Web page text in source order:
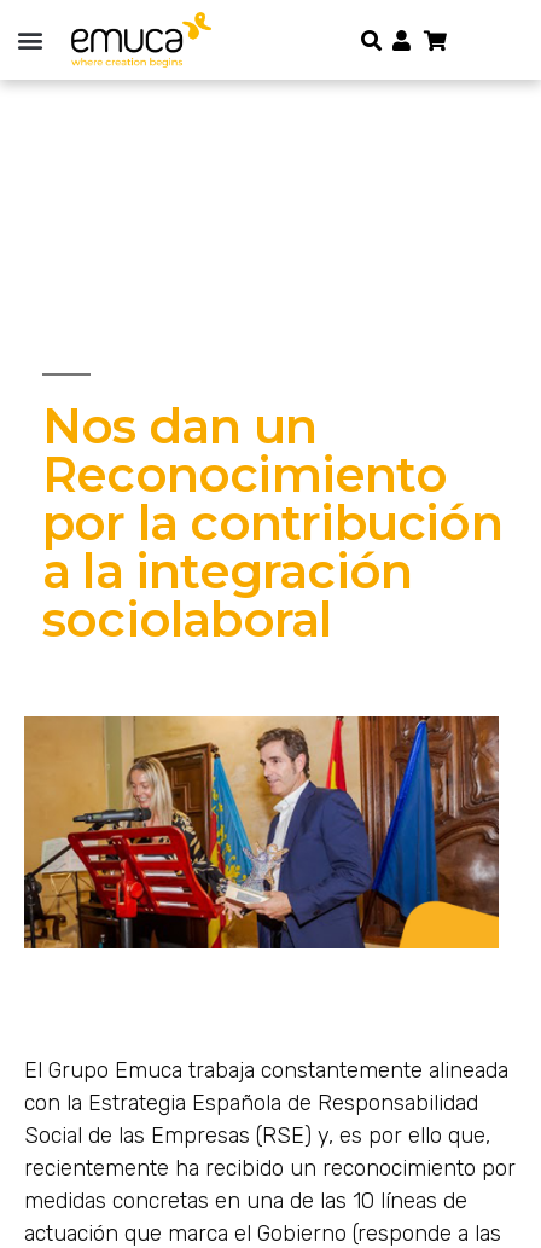
Nos dan un
Reconocimiento
por la contribución
a la integración
sociolaboral
El Grupo Emuca trabaja constantemente alineada
con la Estrategia Española de Responsabilidad
Social de las Empresas (RSE) y, es por ello que,
recientemente ha recibido un reconocimiento por
medidas concretas en una de las 10 líneas de
actuación que marca el Gobierno (responde a las